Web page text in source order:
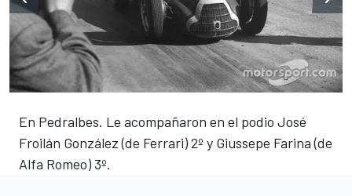
En Pedralbes. Le acompañaron en el podio José
Froilán González (de Ferrari) 2º y Giussepe Farina (de
Alfa Romeo) 3º.